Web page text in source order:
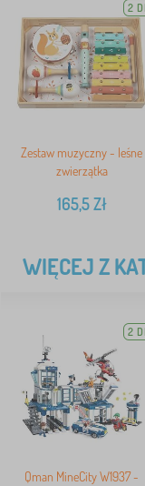
2
Zestaw muzyczny - leśne
zwierzątka
165,5Zł
WIĘCEJ Z
2
Qman MineCity W1937 -